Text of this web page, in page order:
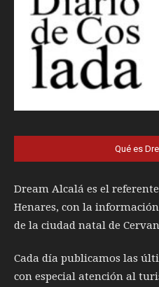
Qué es
Dream Alcalá es el
Henares, con la
de la ciudad natal de
Cada día publicamos las
con especial atención al